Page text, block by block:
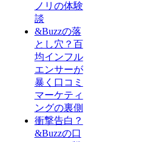
ノリの体験
談
&Buzzの落
とし穴？百
均インフル
エンサーが
暴く口コミ
マーケティ
ングの裏側
衝撃告白？
&Buzzの口